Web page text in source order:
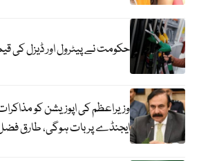
حکومت نے پیٹرول اور ڈیزل کی
وزیراعظم کی اپوزیشن کو
ایجنڈے پر بات ہوگی، طارق